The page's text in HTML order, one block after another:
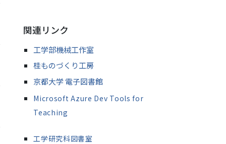
関連リンク
工学部機械工作室
桂ものづくり工房
京都大学 電子図書館
Microsoft Azure Dev Tools for
Teaching
工学研究科図書室